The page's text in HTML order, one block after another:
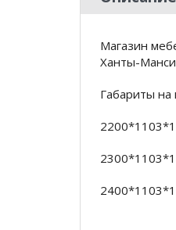
Магазин
Ханты-
Габариты на